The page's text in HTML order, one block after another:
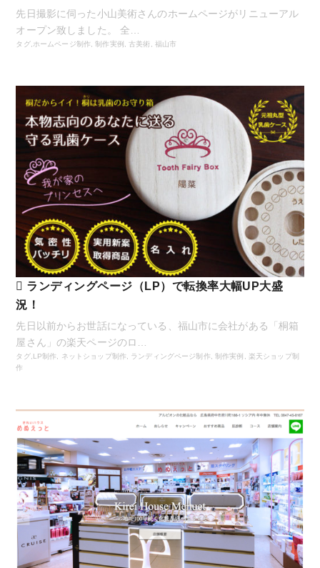
先日撮影に伺った小山美術さんのホームページがリニューアル
オープン致しました。 全…
タグ,ホームページ制作,制作実例 ,古美術 , 福山市
ランディングページ（LP）で転換率大幅UP大盛
況！
先日以前からお世話になっている、福山市に会社がある「桐箱
屋さん」の楽天ページのロ…
タグ,LP制作, ネットショップ制作, ランディングページ制作,制作実例 , 楽天ショップ制
作